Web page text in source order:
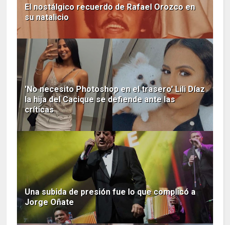
El nostálgico recuerdo de Rafael Orozco en
su natalicio
'No necesito Photoshop en el trasero' Lili Díaz
la hija del Cacique se defiende ante las
críticas
Una subida de presión fue lo que complicó a
Jorge Oñate